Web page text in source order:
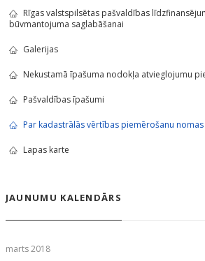
Rīgas valstspilsētas pašvaldības
būvmantojuma saglabāšanai
Galerijas
Nekustamā īpašuma nodokļa atvieglojumu
Pašvaldības īpašumi
Par kadastrālās vērtības piemērošanu
Lapas karte
JAUNUMU KALENDĀRS
marts 2018